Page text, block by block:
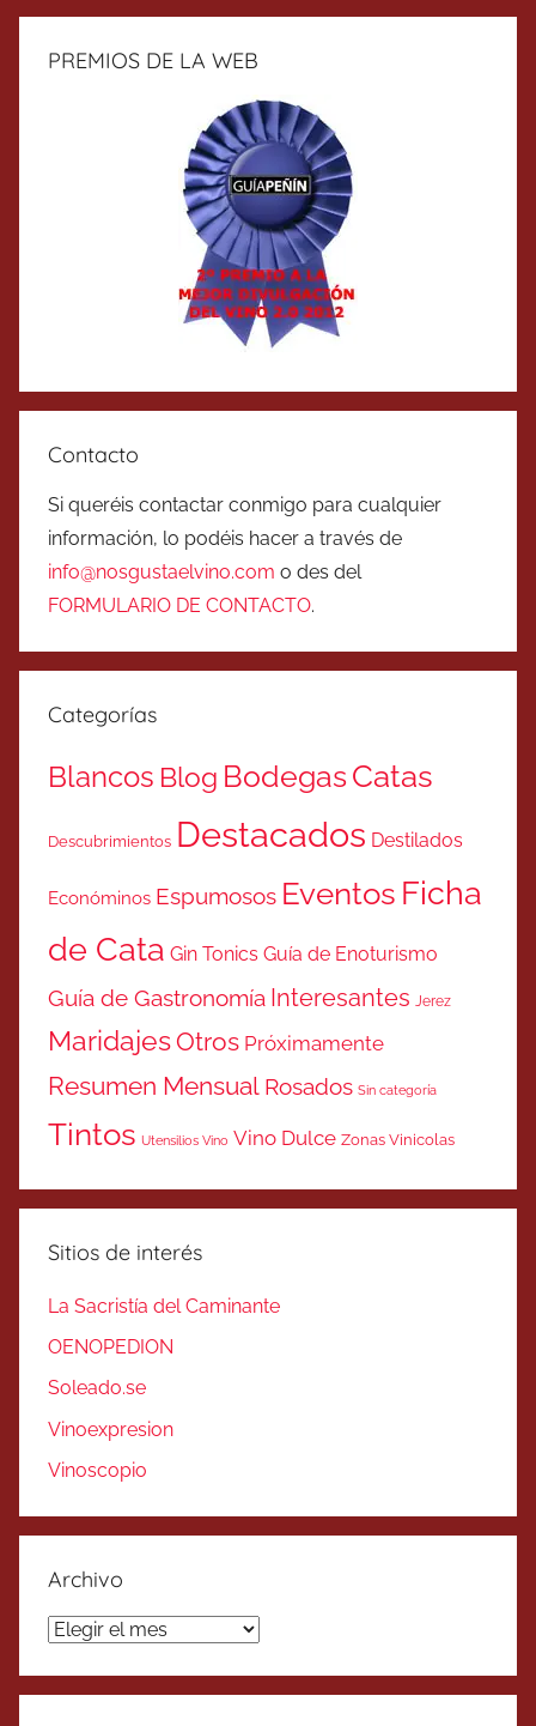
PREMIOS DE LA WEB
Contacto
Si queréis contactar conmigo para cualquier
información, lo podéis hacer a través de
info@nosgustaelvino.com o des del
FORMULARIO DE CONTACTO.
Categorías
Blancos Blog BodegasCatas
Descubrimientos Destacados Destilados
Económinos Espumosos Eventos Ficha
de Cata Gin Tonics Guía de Enoturismo
Guía de Gastronomía Interesantes Jerez
MaridajesOtros Próximamente
Resumen Mensual Rosados Sin categoría
Tintos Utensilios Vino Vino Dulce Zonas Vinicolas
Sitios de interés
La Sacristía del Caminante
OENOPEDION
Soleado.se
Vinoexpresion
Vinoscopio
Archivo
Archivo